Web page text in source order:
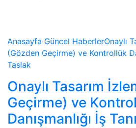
Anasayfa Güncel HaberlerOnaylı
(Gözden Geçirme) ve Kontrollük
Taslak
Onaylı Tasarım
Geçirme) ve
Danışmanlığı İş